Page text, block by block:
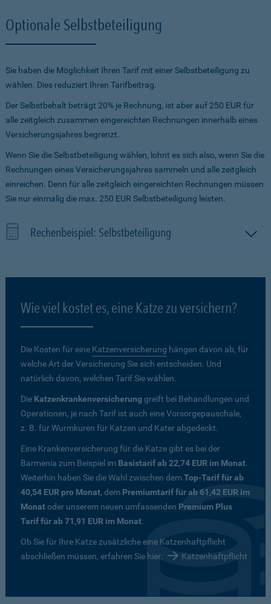
Optionale Selbstbeteiligung
Sie haben die Möglichkeit Ihren Tarif mit einer Selbstbeteiligung zu
wählen. Dies reduziert Ihren Tarifbeitrag.
Der Selbstbehalt beträgt 20% je Rechnung, ist aber auf 250 EUR für
alle zeitgleich zusammen eingereichten Rechnungen innerhalb eines
Versicherungsjahres begrenzt.
Wenn Sie die Selbstbeteiligung wählen, lohnt es sich also, wenn Sie die
Rechnungen eines Versicherungsjahres sammeln und alle zeitgleich
einreichen. Denn für alle zeitgleich eingereichten Rechnungen müssen
Sie nur einmalig die max. 250 EUR Selbstbeteiligung leisten.
Rechenbeispiel: Selbstbeteiligung
Wie viel kostet es, eine Katze zu versichern?
Die Kosten für eine Katzenversicherung hängen davon ab, für
welche Art der Versicherung Sie sich entscheiden. Und
natürlich davon, welchen Tarif Sie wählen.
Die Katzenkrankenversicherung greift bei Behandlungen und
Operationen, je nach Tarif ist auch eine Vorsorgepauschale,
z. B. für Wurmkuren für Katzen und Kater abgedeckt.
Eine Krankenversicherung für die Katze gibt es bei der
Barmenia zum Beispiel im Basistarif ab 22,74 EUR im Monat.
Weiterhin haben Sie die Wahl zwischen demTop-Tarif für ab
40,54 EUR pro Monat, dem Premiumtarif für ab 61,42 EUR im
Monatoder unserem neuen umfassenden Premium Plus
Tarif für ab 71,91 EUR im Monat.
Ob Sie für Ihre Katze zusätzliche eine Katzenhaftpflicht
abschließen müssen, erfahren Sie hier:
Katzenhaftpflicht